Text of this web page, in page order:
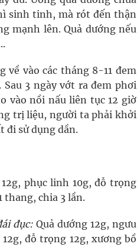
sinh tinh, mà rót đến thận
mạnh lên. Quả dướng nếu
vào các tháng 8-11 đem
3 ngày vớt ra đem phơi
vào nồi nấu liên tục 12 giờ
trị liệu, người ta phải khởi
đi sử dụng dần.
phục linh 10g, đỗ trọng
thang, chia 3 lần.
đục: Quả dướng 12g, ngưu
đỗ trọng 12g, xương bồ